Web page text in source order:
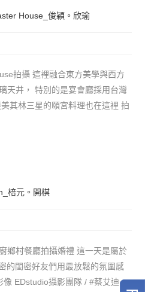
House_俊穎。欣瑜
拍攝 這裡融合東方美學與西方
天井， 特別的是宴會廳採用台灣
其林三星的頤宮料理也在這裡 拍
棓元。開棋
鄉村餐廳拍攝婚禮 這一天是屬於
的閨密好友們用最放鬆的氛圍感
EDstudio攝影團隊 / #蔡艾迪